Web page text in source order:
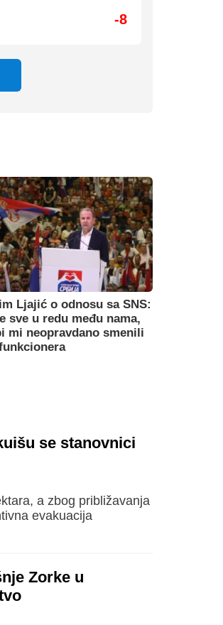
-8
Ljajić o odnosu sa SNS:
sve u redu među nama,
mi neopravdano smenili
se stanovnici
a zbog približavanja
evakuacija
Zorke u